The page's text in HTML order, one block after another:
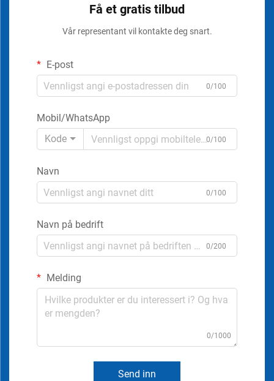
Få et gratis tilbud
Vår representant vil kontakte deg snart.
E-post
0/100
Mobil/WhatsApp
Kode
0/100
Navn
0/100
Navn på bedrift
0/200
Melding
0/1000
Send inn